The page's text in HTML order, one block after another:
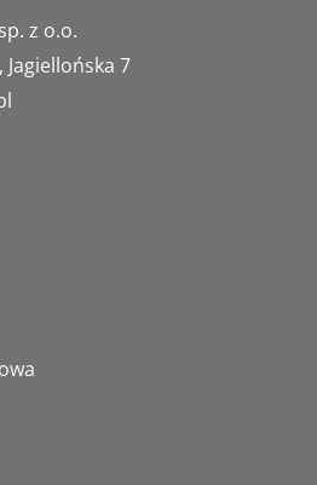
z o.o.
7